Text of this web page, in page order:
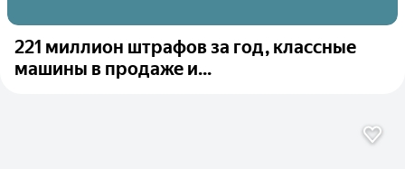
221 миллион штрафов за год, классные
машины в продаже и...